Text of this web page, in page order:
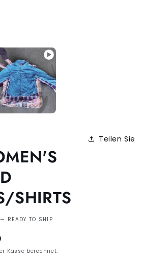
Teilen Sie
SHIRTS
READY TO SHIP
Kasse berechnet.